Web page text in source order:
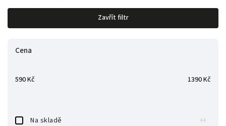
Nejlevnější
Nejdražší
Zavřít filtr
Cena
590Kč 1390Kč
Na skladě 44